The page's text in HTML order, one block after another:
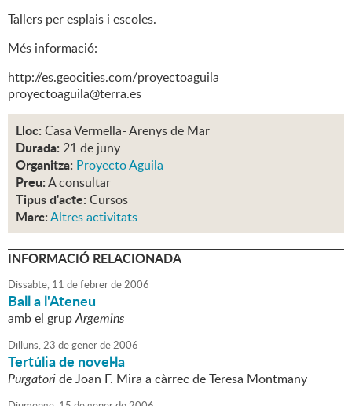
Tallers per esplais i escoles.
Més informació:
http://es.geocities.com/proyectoaguila
proyectoaguila@terra.es
Lloc: Casa Vermella- Arenys de Mar
Durada: 21 de juny
Organitza: Proyecto Aguila
Preu:A consultar
Tipus d'acte: Cursos
Marc:Altres activitats
INFORMACIÓ RELACIONADA
Dissabte, 11 defebrerde2006
Ball a l'Ateneu
amb el grupArgemins
Dilluns,23 degenerde2006
Tertúlia de novel·la
Purgatoride Joan F. Mira a càrrec de Teresa Montmany